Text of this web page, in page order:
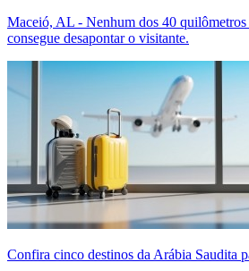
Maceió, AL - Nenhum dos 40 quilômetros
consegue desapontar o visitante.
Confira cinco destinos da Arábia Saudita